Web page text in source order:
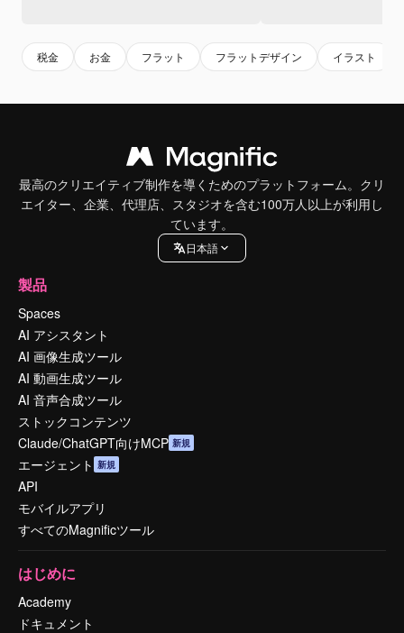
税金 お金 フラット フラットデザイン イラスト
最高のクリエイティブ制作を導くためのプラットフォーム。クリ
エイター、企業、代理店、スタジオを含む100万人以上が利用し
ています。
日本語
製品
Spaces
AI アシスタント
AI 画像生成ツール
AI 動画生成ツール
AI 音声合成ツール
ストックコンテンツ
Claude/ChatGPT向けMCP 新規
エージェント 新規
API
モバイルアプリ
すべてのMagnificツール
はじめに
Academy
ドキュメント